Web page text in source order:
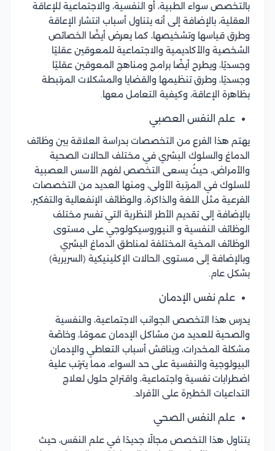
بالتخصص سواء الطبية، أو النفسية، والاجتماعية للإعاقة
العقلية، بالإضافة إلى أنه يتناول أسباب انتشار الإعاقة
وطرق قياسها وتشخيصها، كما يعرض أيضًا الخصائص
الشخصية والأكاديمية والاجتماعية للمعوقين عقليًا
وجسديًا، ويطرح أيضًا برامج ومناهج المعوقين عقليًا
وجسديًا، وطرق تنظيمها والقضايا والمشكلات المرتبطة
بظاهرة الإعاقة، وكيفية التعامل معها.
علم النفس العصبي
يهتم هذا الفرع من التخصصات بدراسة العلاقة بين وظائف
الدماغ والسلوك البشري في مختلف الحالات الصحية
والأمراض، حيثُ يسعى التخصص لفهم الأسس العصبية
للسلوك في المرتبة الأولى، ومنها العديد من التخصصات
الفرعية مثل اللغة والذاكرة، والوظائف الإنفعالية والتفكير،
بالإضافة إلى تقديم الأطر النظرية التي تفسر مختلف
الوظائف النفسية و النيوروسيكولوجي على مستوى
الوظائف المخية المختلفة لمناطق الدماغ البشري
وبالإضافة إلى مستوى الحالات الإكلينيكية (السريرية)
بشكل عام.
علم نفس الإدمان
يدرس هذا التخصص الجوانب الاجتماعية، والنفسية
والصحية للعديد من مشاكل الإدمان عمومًا، وخاصًة
مشكلة المخدرات، ويناقش أسباب التعاطي والإدمان
البيولوجية والنفسية على حد السواء، مما يترتب علية
اضطرابات نفسية واجتماعية، واقتراح حلول لعلاج
التداعيات الخطيرة على الأفراد.
علم النفس الصحي
يتناول هذا التخصص مجالًا جديدًا في علم النفس، حيث